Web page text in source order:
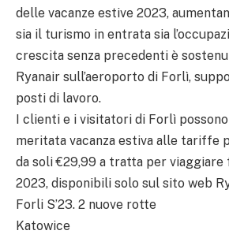
delle vacanze estive 2023,
sia il turismo in entrata sia
crescita senza precedenti è
Ryanair sull’aeroporto di Forlì,
posti di lavoro.
I clienti e i visitatori di Forlì
meritata vacanza estiva alle tariffe
da soli €29,99 a tratta per viaggiare
2023, disponibili solo sul sito web
Forli S’23. 2 nuove rotte
Katowice